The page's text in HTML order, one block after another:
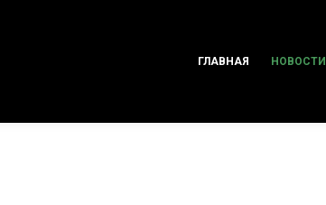
ГЛАВНАЯ НОВОСТИ